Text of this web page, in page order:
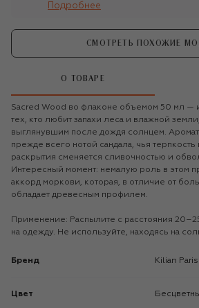
Подробнее
СМОТРЕТЬ ПОХОЖИЕ
О ТОВАРЕ
Sacred Wood во флаконе объемом 50 мл —
тех, кто любит запахи леса и влажной
выглянувшим после дождя солнцем. Аромат
прежде всего нотой сандала, чья
раскрытия сменяется сливочностью и
Интересный момент: немалую роль в этом
аккорд моркови, которая, в отличие от
обладает древесным профилем.
Применение: Распылите с расстояния
на одежду. Не используйте, находясь на
Бренд Kilian Paris
Цвет